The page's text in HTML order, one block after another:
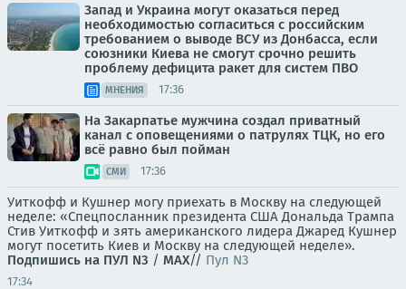
Запад и Украина могут оказаться перед
необходимостью согласиться с российским
требованием о выводе ВСУ из Донбасса, если
союзники Киева не смогут срочно решить
проблему дефицита ракет для систем ПВО
МНЕНИЯ 17:36
На Закарпатье мужчина создал приватный
канал с оповещениями о патрулях ТЦК, но его
всё равно был пойман
СМИ 17:36
Уиткофф и Кушнер могу приехать в Москву на следующей
неделе: «Спецпосланник президента США Дональда Трампа
Стив Уиткофф и зять американского лидера Джаред Кушнер
могут посетить Киев и Москву на следующей неделе».
Подпишись на ПУЛ N3 / MAX// Пул N3
17:34